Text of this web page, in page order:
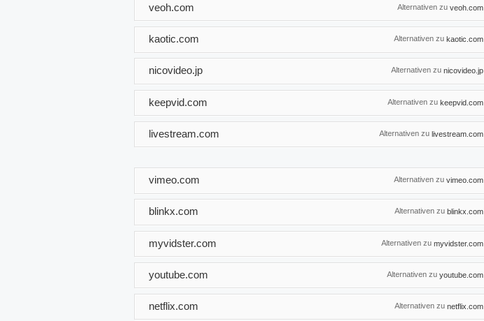
Alternativen zu veoh.com
veoh.com
Alternativen zu kaotic.com
kaotic.com
Alternativen zu nicovideo.jp
nicovideo.jp
Alternativen zu keepvid.com
keepvid.com
Alternativen zu livestream.com
livestream.com
Alternativen zu vimeo.com
vimeo.com
Alternativen zu blinkx.com
blinkx.com
Alternativen zu myvidster.com
myvidster.com
Alternativen zu youtube.com
youtube.com
Alternativen zu netflix.com
netflix.com